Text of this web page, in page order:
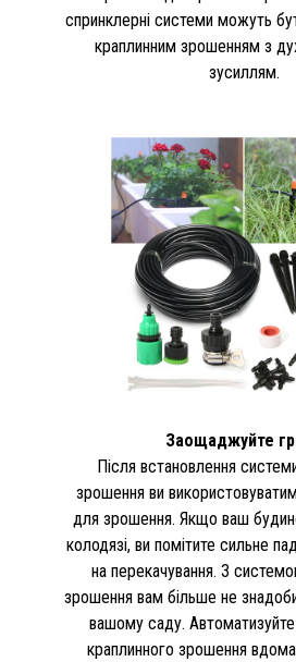
спринклерні системи можуть
краплинним зрошенням з
зусиллям.
Заощаджуйте
Після встановлення
зрошення ви
для зрошення. Якщо ваш
колодязі, ви помітите сильне
на перекачування. З
зрошення вам більше не
вашому саду.
краплинного зрошення